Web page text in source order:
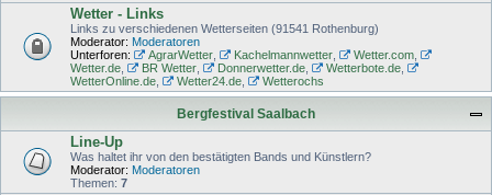
Wetter - Links
Links zu verschiedenen Wetterseiten (91541 Rothenburg)
Moderator: Moderatoren
Unterforen:
AgrarWetter, Kachelmannwetter, Wetter.com,
Wetter.de
BR Wetter, Donnerwetter.de, Wetterbote.de,
WetterOnline.de
Wetter24.de, Wetterochs
Bergfestival Saalbach
Line-Up
Was haltet ihr von den bestätigten Bands und Künstlern?
Moderator: Moderatoren
Themen: 7